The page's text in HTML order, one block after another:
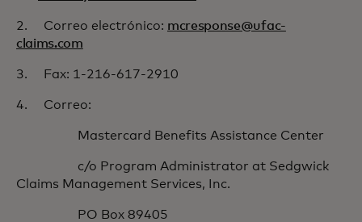
2. Correo electrónico: mcresponse@ufac-
claims.com
3. Fax: 1-216-617-2910
4. Correo:
Mastercard Benefits Assistance Center
c/o Program Administrator at Sedgwick
Claims Management Services, Inc.
PO Box 89405